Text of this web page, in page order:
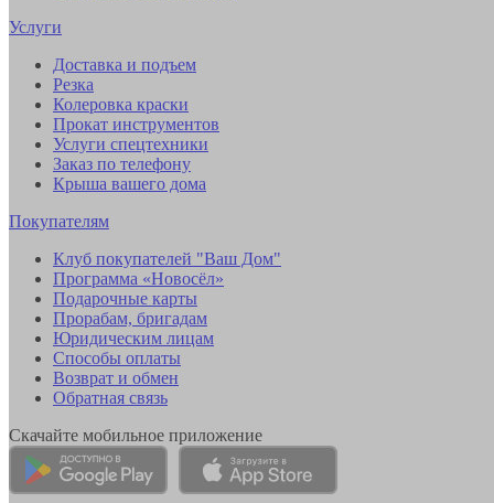
Услуги
Доставка и подъем
Резка
Колеровка краски
Прокат инструментов
Услуги спецтехники
Заказ по телефону
Крыша вашего дома
Покупателям
Клуб покупателей "Ваш Дом"
Программа «Новосёл»
Подарочные карты
Прорабам, бригадам
Юридическим лицам
Способы оплаты
Возврат и обмен
Обратная связь
Скачайте мобильное приложение